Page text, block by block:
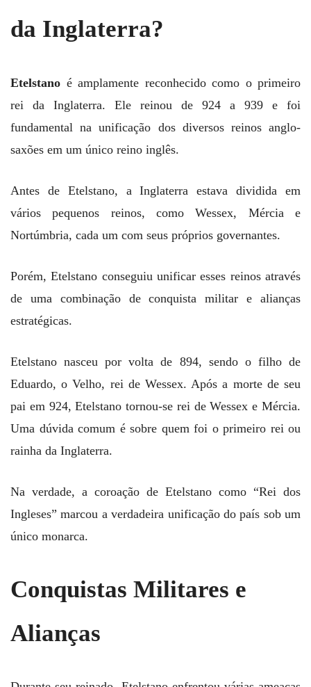
da Inglaterra?
Etelstano é amplamente reconhecido como o primeiro
rei da Inglaterra. Ele reinou de 924 a 939 e foi
fundamental na unificação dos diversos reinos anglo-
saxões em um único reino inglês.
Antes de Etelstano, a Inglaterra estava dividida em
vários pequenos reinos, como Wessex, Mércia e
Nortúmbria, cada um com seus próprios governantes.
Porém, Etelstano conseguiu unificar esses reinos através
de uma combinação de conquista militar e alianças
estratégicas.
Etelstano nasceu por volta de 894, sendo o filho de
Eduardo, o Velho, rei de Wessex. Após a morte de seu
pai em 924, Etelstano tornou-se rei de Wessex e Mércia.
Uma dúvida comum é sobre quem foi o primeiro rei ou
rainha da Inglaterra.
Na verdade, a coroação de Etelstano como “Rei dos
Ingleses” marcou a verdadeira unificação do país sob um
único monarca.
Conquistas Militares e
Alianças